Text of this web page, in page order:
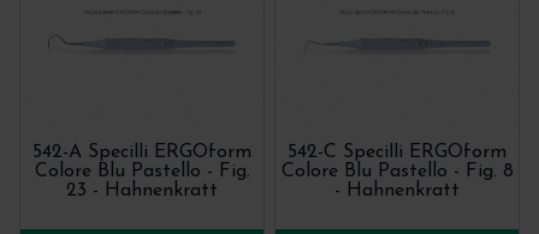
542-A Specilli ERGOform
Colore Blu Pastello - Fig.
23 - Hahnenkratt
542-C Specilli ERGOform
Colore Blu Pastello - Fig. 8
- Hahnenkratt